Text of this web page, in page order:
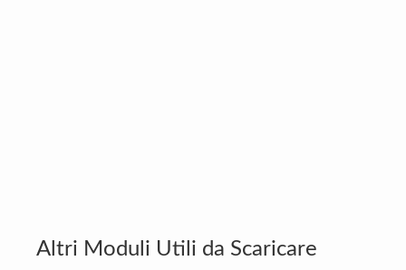
Altri Moduli Utili da Scaricare